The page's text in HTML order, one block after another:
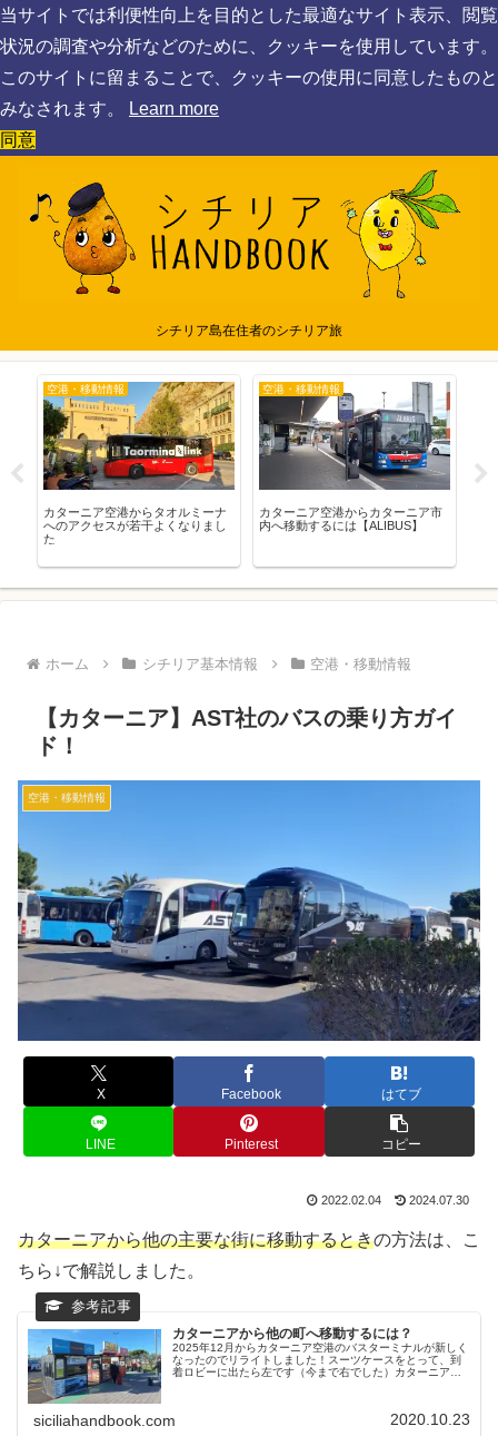
当サイトでは利便性向上を目的とした最適なサイト表示、閲覧
状況の調査や分析などのために、クッキーを使用しています。
このサイトに留まることで、クッキーの使用に同意したものと
みなされます。
Learn more
同意
シチリア島在住者のシチリア旅
ロケ地巡り
『ゴッド・ファーザー』のロケ地
を巡る！【※ネタバレ注意】
シチリア基本情報
シチリアでよく見かける男性と女
性の頭の置き物って一体なに？
ホーム シチリア基本情報 空港・移動情報
【カターニア】AST社のバスの乗り方ガイ
ド！
空港・移動情報
X Facebook はてブ
LINE Pinterest コピー
2022.02.04 2024.07.30
カターニアから他の主要な街に移動するときの方法は、こ
ちら↓で解説しました。
カターニアから他の町へ移動するには？
2025年12月からカターニア空港のバスターミナルが新しく
なったのでリライトしました！スーツケースをとって、到
着ロビーに出たら左です（今まで右でした）カターニア
siciliahandbook.com 2020.10.23